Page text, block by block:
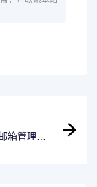
箱管理员